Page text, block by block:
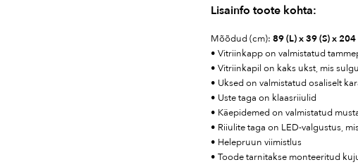
Lisainfo toote kohta:
Mõõdud (cm): 89 (L) x 39 (S) x 204
• Vitriinkapp on valmistatud
• Vitriinkapil on kaks ukst, mis
• Uksed on valmistatud osaliselt
• Uste taga on klaasriiulid
• Käepidemed on valmistatud
• Riiulite taga on LED-valgustus,
• Helepruun viimistlus
• Toode tarnitakse monteeritud